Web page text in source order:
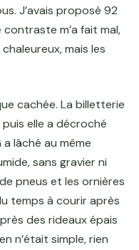
J’avais proposé 92
contraste m’a fait mal,
mais les
cachée. La billetterie
elle a décroché
lâché au même
sans gravier ni
pneus et les ornières
temps à courir après
des rideaux épais
n’était simple, rien